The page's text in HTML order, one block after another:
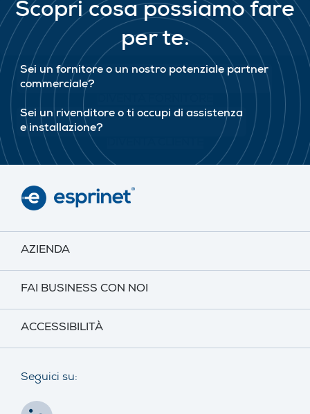
Scopri cosa possiamo fare
per te.
Sei un fornitore o un nostro potenziale partner
commerciale?
Sei un rivenditore o ti occupi di assistenza
e installazione?
AZIENDA
FAI BUSINESS CON NOI
ACCESSIBILITÀ
Seguici su: